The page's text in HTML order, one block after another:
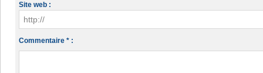
Site web :
Commentaire * :